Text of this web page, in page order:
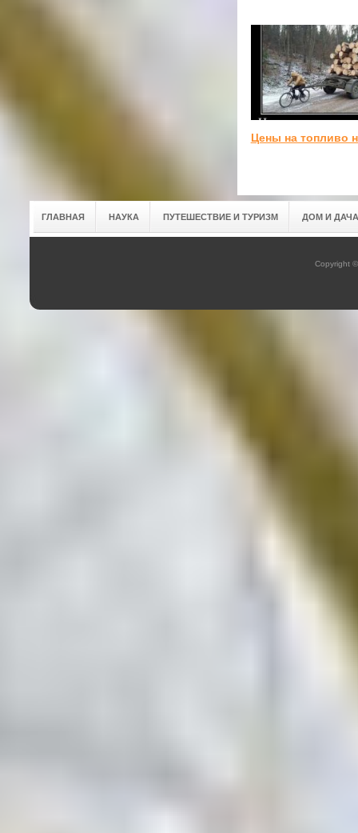
Цены на топливо
ГЛАВНАЯ НАУКА ПУТЕШЕСТВИЕ И ТУРИЗМ ДОМ И ДАЧА
Copyright